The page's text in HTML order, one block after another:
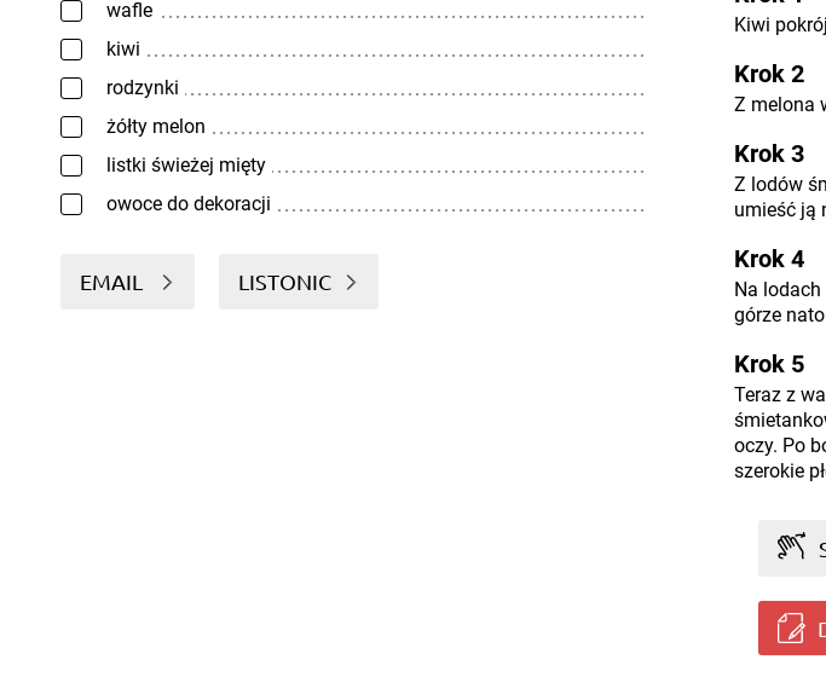
wafle
kiwi
rodzynki
żółty melon
listki świeżej mięty
owoce do dekoracji
EMAIL LISTONIC
Kiwi
Krok 2
Z melona
Krok 3
Z lodów
umieść ją
Krok 4
Na
górze
Krok 5
Teraz z
oczy. Po
szerokie